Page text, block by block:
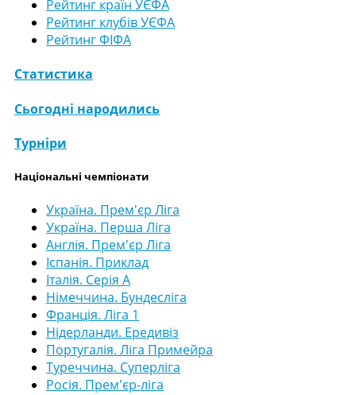
Рейтинг країн УЄФА
Рейтинг клубів УЄФА
Рейтинг ФІФА
Статистика
Сьогодні народились
Турніри
Національні чемпіонати
Україна. Прем'єр Ліга
Україна. Перша Ліга
Англія. Прем'єр Ліга
Іспанія. Приклад
Італія. Серія А
Німеччина. Бундесліга
Франція. Ліга 1
Нідерланди. Ередивіз
Португалія. Ліга Примейра
Туреччина. Суперліга
Росія. Прем'єр-ліга